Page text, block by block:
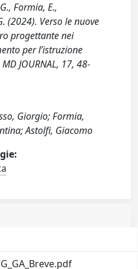
Formia, E.,
(2024). Verso le nuove
progettante nei
per l’istruzione
JOURNAL, 17, 48-
Giorgio; Formia,
Astolfi, Giacomo